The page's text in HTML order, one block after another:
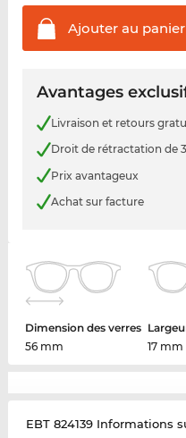
Ajouter au panier
Avantages
Livraison et retours
Droit de rétractation de
Prix avantageux
Achat sur facture
Dimension des verres
56 mm
17 mm
EBT 824139 Informations